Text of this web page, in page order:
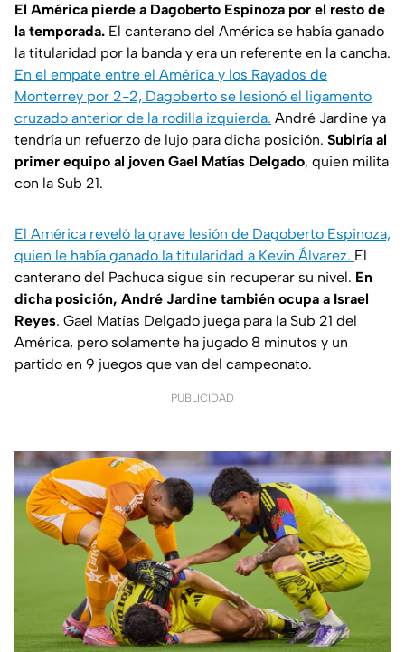
El América pierde a Dagoberto Espinoza por el resto de
la temporada. El canterano del América se había ganado
la titularidad por la banda y era un referente en la cancha.
En el empate entre el América y los Rayados de
Monterrey por 2-2, Dagoberto se lesionó el ligamento
cruzado anterior de la rodilla izquierda. André Jardine ya
tendría un refuerzo de lujo para dicha posición. Subiría al
primer equipo al joven Gael Matías Delgado, quien milita
con la Sub 21.
El América reveló la grave lesión de Dagoberto Espinoza,
quien le había ganado la titularidad a Kevin Álvarez. El
canterano del Pachuca sigue sin recuperar su nivel. En
dicha posición, André Jardine también ocupa a Israel
Reyes. Gael Matías Delgado juega para la Sub 21 del
América, pero solamente ha jugado 8 minutos y un
partido en 9 juegos que van del campeonato.
PUBLICIDAD